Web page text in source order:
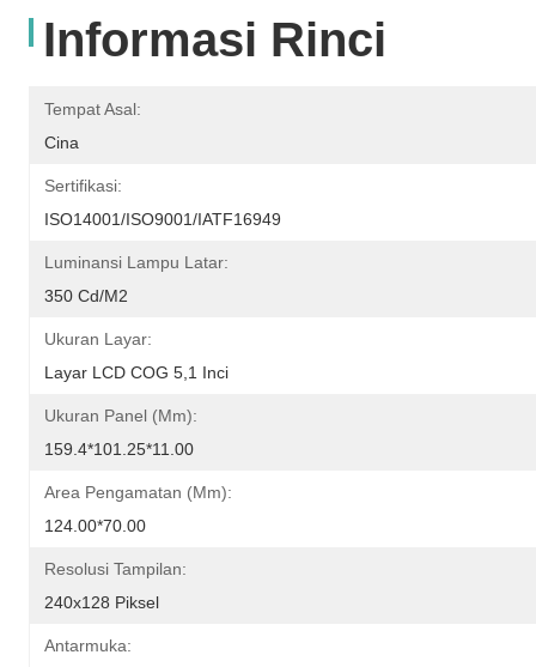
Informasi Rinci
Tempat Asal:
Cina
Sertifikasi:
ISO14001/ISO9001/IATF16949
Luminansi Lampu Latar:
350 Cd/m2
Ukuran Layar:
Layar LCD COG 5,1 Inci
Ukuran Panel (mm):
159.4*101.25*11.00
Area Pengamatan (mm):
124.00*70.00
Resolusi Tampilan:
240x128 Piksel
Antarmuka: